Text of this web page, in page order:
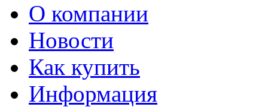
О компании
Новости
Как купить
Информация